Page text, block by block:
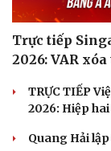
Trực tiếp
2026: VAR xóa
TRỰC TIẾP
2026: Hiệp
Quang Hải